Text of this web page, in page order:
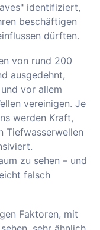
identifiziert,
beschäftigen
dürften.
von rund 200
ausgedehnt,
vor allem
vereinigen. Je
werden Kraft,
Tiefwasserwellen
zu sehen – und
falsch
Faktoren, mit